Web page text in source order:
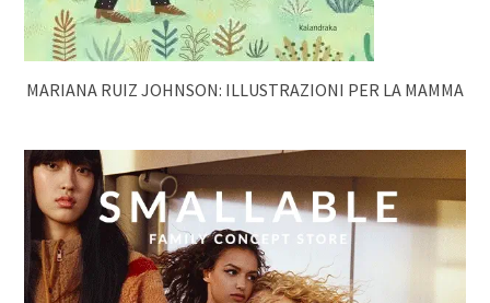
MARIANA RUIZ JOHNSON: ILLUSTRAZIONI PER LA MAMMA